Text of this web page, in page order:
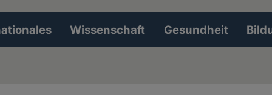
Wissenschaft Gesundheit